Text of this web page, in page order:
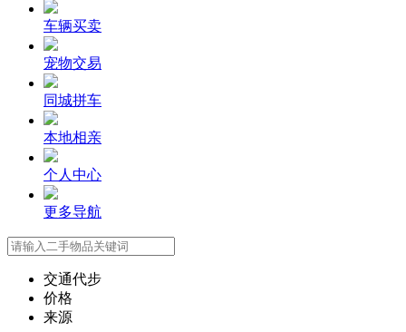
车辆买卖
宠物交易
同城拼车
本地相亲
个人中心
更多导航
交通代步
价格
来源